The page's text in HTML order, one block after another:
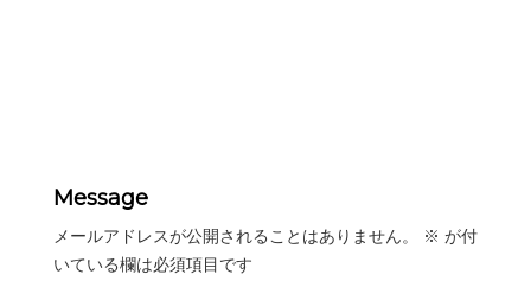
Message
メールアドレスが公開されることはありません。 ※ が付
いている欄は必須項目です